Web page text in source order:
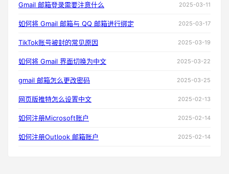
Gmail 邮箱登录需要注意什么 2025-03-11
如何将 Gmail 邮箱与 QQ 邮箱进行绑定 2025-03-17
TikTok账号被封的常见原因 2025-03-19
如何将 Gmail 界面切换为中文 2025-03-22
gmail 邮箱怎么更改密码 2025-03-25
网页版推特怎么设置中文 2025-02-13
如何注册Microsoft账户 2025-02-14
如何注册Outlook 邮箱账户 2025-02-14